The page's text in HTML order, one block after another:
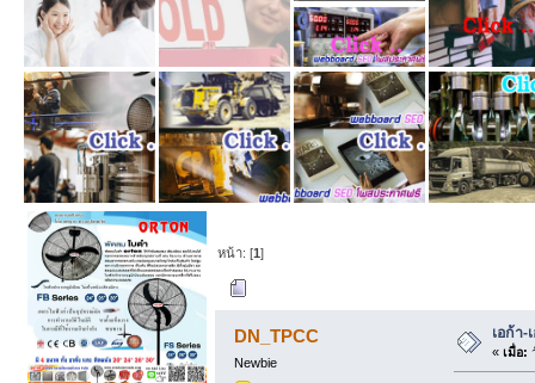
หน้า: [1]
DN_TPCC
Newbie
เอก้า-
« เมื่อ: